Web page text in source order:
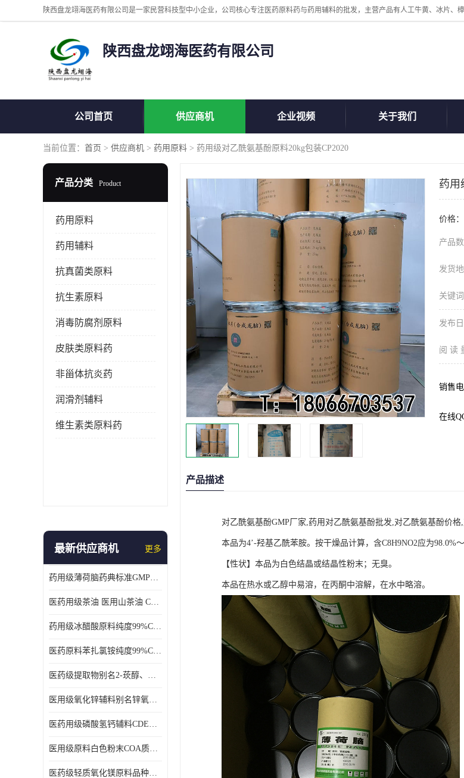
陕西盘龙翊海医药有限公司
公司首页 供应商机 企业视频 关于我们
当前位置： 首页 > 供应商机 > 药用原料 > 药用级对乙酰氨基酚原料20kg包装CP2020
产品分类 Product
药用原料
药用辅料
抗真菌类原料
抗生素原料
消毒防腐剂原料
皮肤类原料药
非甾体抗炎药
润滑剂辅料
维生素类原料药
最新供应商机 更多
药用级薄荷脑药典标准GMP工厂
医药用级茶油 医用山茶油 COA质检 价格优 原料药
药用级冰醋酸原料纯度99%CDE备案COA质检
医药原料苯扎氯铵纯度99%CDE备案500g/瓶
医药级提取物别名2-莰醇、龙脑1kg/袋
医用级氧化锌辅料别名锌氧粉CDE备案cas1314-13-2
医药用级磷酸氢钙辅料CDE备案CAS7757-93-9
医用级原料白色粉末COA质检同行CAS113-92-8
医药级轻质氧化镁原料品种多 有 质量好GMP认证 CDE备案
药用
价格
产品数
发货地
关键词
发布日
阅 读
销售电
在线
产品描述
对乙酰氨基酚GMP厂家,药用对乙酰氨基酚批发,对乙酰氨基酚价
本品为4’-羟基乙酰苯胺。按干燥品计算，含C8H9NO2应为98.0%～
【性状】本品为白色结晶或结晶性粉末；无臭。
本品在热水或乙醇中易溶，在丙酮中溶解，在水中略溶。